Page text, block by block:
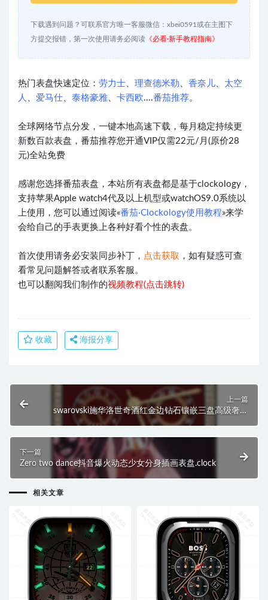
下载遇到问题？可联系官方唯一客服微信：xbei0591或在主图下
方提交报错，第一次使用请务必阅读 《必看·新手教程指南》
热门表盘快速定位： 劳力士 理查德米勒 香奈儿
太空
人
爱马仕 泰格豪雅 卡西欧....番茄推荐。
全球网络节点分发，一键本地高速下载，每月稳定持续更
新数百款表盘，番茄推荐您开通VIP仅需22元/月(原价28
元)全站免费
感谢您选择番茄表盘，本站所有表盘都是基于clockology，
支持苹果Apple watch4代及以上机型或watchOS9.0系统以
上使用，您可以通过阅读«番茄·Clockology使用教程»来学
会给自己的手表更换上各种好看个性的表盘。
首次使用请务必安装同步补丁， 点击获取 ，如有疑惑可查
看常见问题解答或者联系客服。
也可以翻阅我们制作的视频教程(点击跳转)
收藏 海报分享
上一篇
swarovski施华洛世奇酒红金边钻石镶嵌三盘高级奢华
下一篇
Zero two dance抖音爆火动态少女分身插画表盘.clock
相关文章